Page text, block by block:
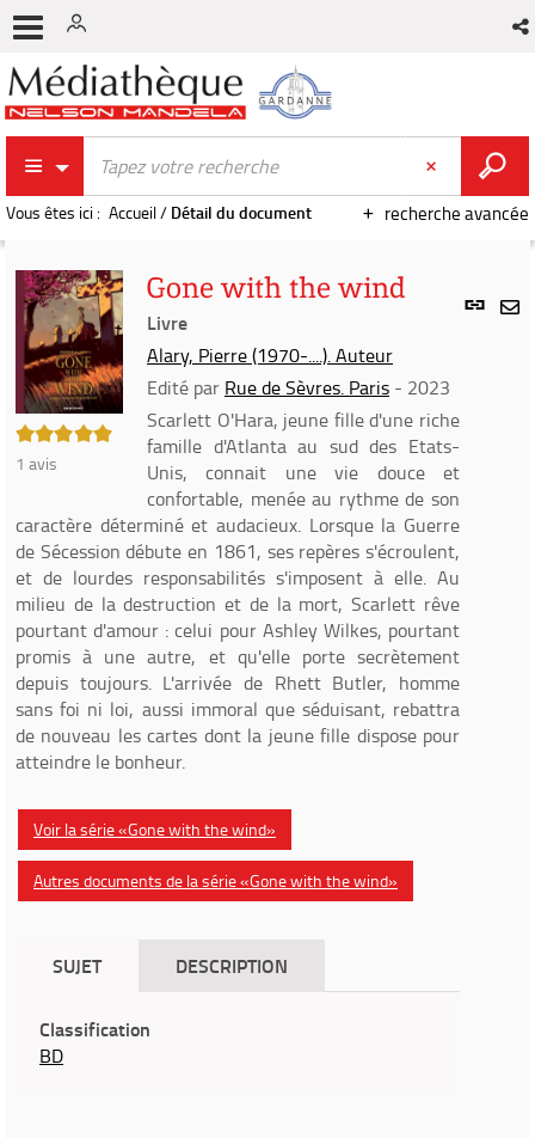
recherche avancée
Vous êtes ici : Accueil/ Détail du document
Lien
5/5
1 avis
Gone with the wind
Livre
Alary, Pierre (1970-....). Auteur
Edité par Rue de Sèvres. Paris - 2023
Scarlett O'Hara, jeune fille d'une riche
famille d'Atlanta au sud des Etats-
Unis, connait une vie douce et
confortable, menée au rythme de son
caractère déterminé et audacieux. Lorsque la Guerre
de Sécession débute en 1861, ses repères s'écroulent,
et de lourdes responsabilités s'imposent à elle. Au
milieu de la destruction et de la mort, Scarlett rêve
pourtant d'amour : celui pour Ashley Wilkes, pourtant
promis à une autre, et qu'elle porte secrètement
depuis toujours. L'arrivée de Rhett Butler, homme
sans foi ni loi, aussi immoral que séduisant, rebattra
de nouveau les cartes dont la jeune fille dispose pour
atteindre le bonheur.
Voir la série «Gone with the wind»
Autres documents de la série «Gone with the wind»
SUJET DESCRIPTION
Classification
BD